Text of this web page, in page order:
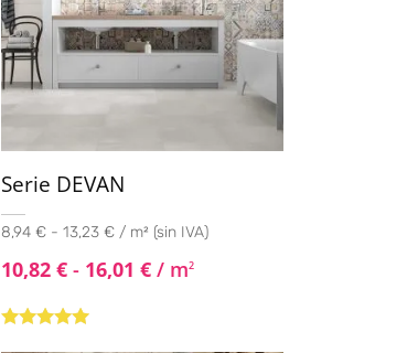
Serie DEVAN
8,94 € - 13,23 € / m² (sin IVA)
10,82 € - 16,01 €/ m2